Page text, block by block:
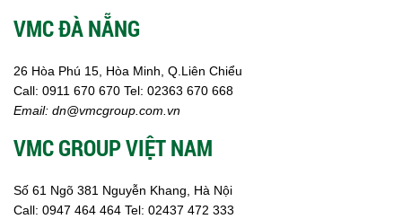
VMC ĐÀ NẴNG
26 Hòa Phú 15, Hòa Minh, Q.Liên Chiểu
Call: 0911 670 670 Tel: 02363 670 668
Email: dn@vmcgroup.com.vn
VMC GROUP VIỆT NAM
Số 61 Ngõ 381 Nguyễn Khang, Hà Nội
Call: 0947 464 464 Tel: 02437 472 333